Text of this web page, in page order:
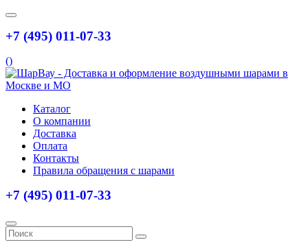
+7 (495) 011-07-33
()
Каталог
О компании
Доставка
Оплата
Контакты
Правила обращения с шарами
+7 (495) 011-07-33